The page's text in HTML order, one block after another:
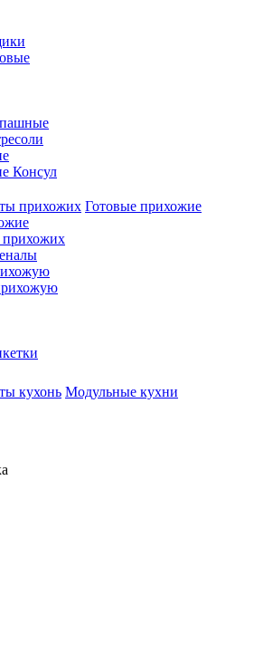
Консул
прихожих Готовые прихожие
прихожих
кухонь Модульные кухни